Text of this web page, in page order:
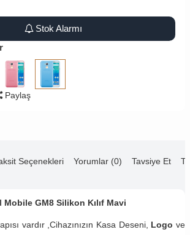
Stok Alarmı
Paylaş
Seçenekleri Yorumlar (0) Tavsiye Et
Mobile GM8 Silikon Kılıf Mavi
vardır ,Cihazınızın Kasa Deseni, Logo ve